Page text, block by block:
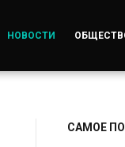
НОВОСТИ
САМОЕ